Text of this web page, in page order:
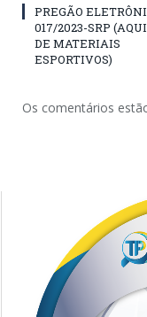
PREGÃO
017/2023-SRP
DE MATERIAIS
ESPORTIVOS)
Os comentários